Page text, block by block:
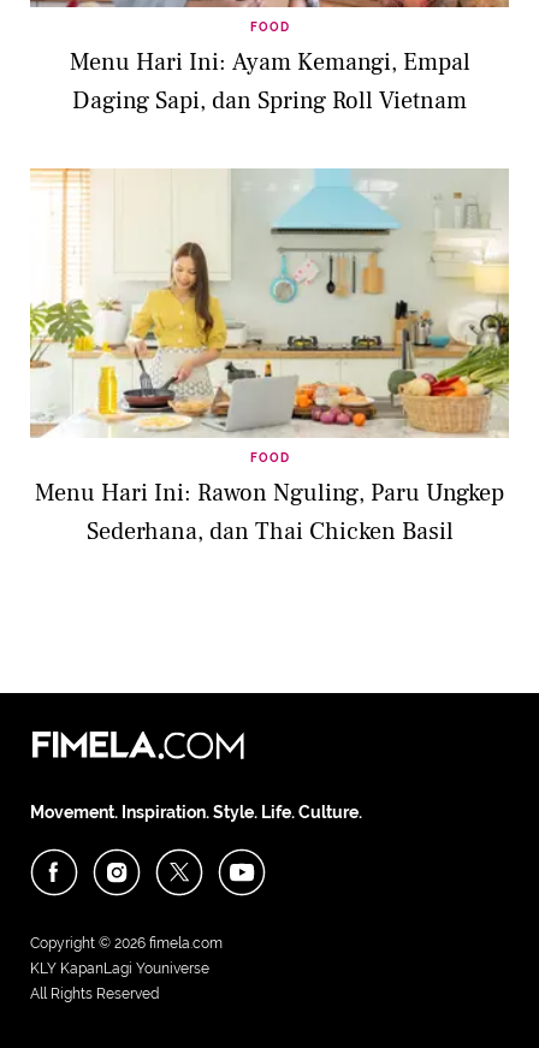
FOOD
Menu Hari Ini: Ayam Kemangi, Empal
Daging Sapi, dan Spring Roll Vietnam
FOOD
Menu Hari Ini: Rawon Nguling, Paru Ungkep
Sederhana, dan Thai Chicken Basil
Movement. Inspiration. Style. Life. Culture.
Copyright © 2026 fimela.com
KLY KapanLagi Youniverse
All Rights Reserved